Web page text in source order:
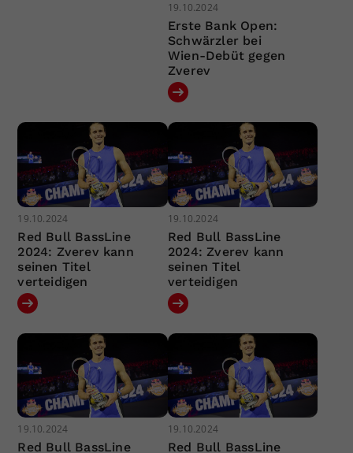
19.10.2024
Erste Bank Open:
Schwärzler bei
Wien-Debüt gegen
Zverev
19.10.2024
Red Bull BassLine
2024: Zverev kann
seinen Titel
verteidigen
19.10.2024
Red Bull BassLine
2024: Zverev kann
seinen Titel
verteidigen
19.10.2024
Red Bull BassLine
19.10.2024
Red Bull BassLine